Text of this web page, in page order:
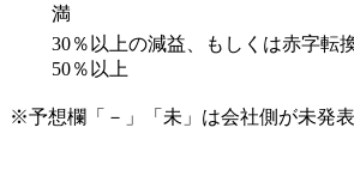
満
30％以上の減益、もしくは赤字転
50％以上
※予想欄「－」「未」は会社側が未発表